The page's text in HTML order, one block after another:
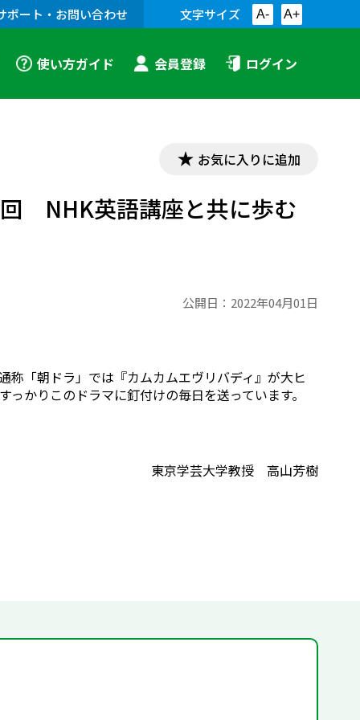
ポート・お問い合わせ 文字サイズ A- A+
使い方ガイド 会員登録 ログイン
お気に入りに追加
NHK英語講座と共に歩む
公開日： 2022年04月01日
「朝ドラ」では『カムカムエヴリバディ』が大ヒ
かりこのドラマに釘付けの毎日を送っています。
東京学芸大学教授 高山芳樹